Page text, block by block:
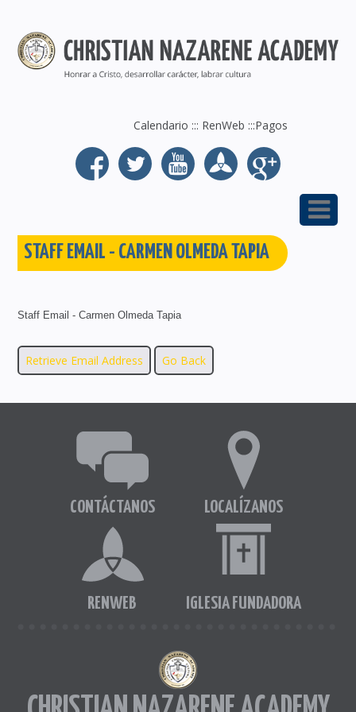
Calendario ::: RenWeb :::Pagos
STAFF EMAIL - CARMEN OLMEDA TAPIA
Staff Email - Carmen Olmeda Tapia
CONTÁCTANOS LOCALÍZANOS
RENWEB IGLESIA FUNDADORA